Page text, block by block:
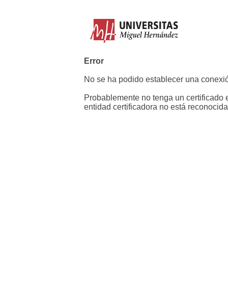
Error
No se ha podido establecer una
Probablemente no tenga un
entidad certificadora no está